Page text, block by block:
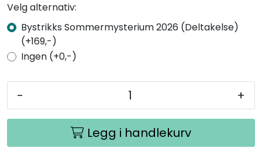
Velg alternativ:
Bystrikks Sommermysterium 2026 (Deltakelse)
(+169,-)
Ingen (+0,-)
- +
Legg i handlekurv